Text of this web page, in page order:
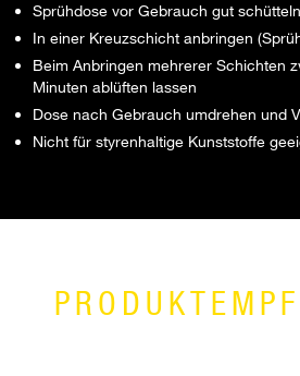
Sprühdose vor Gebrauch gut schütteln
In einer Kreuzschicht anbringen
Beim Anbringen mehrerer Schichten
Minuten ablüften lassen
Dose nach Gebrauch umdrehen und
Nicht für styrenhaltige Kunststoffe